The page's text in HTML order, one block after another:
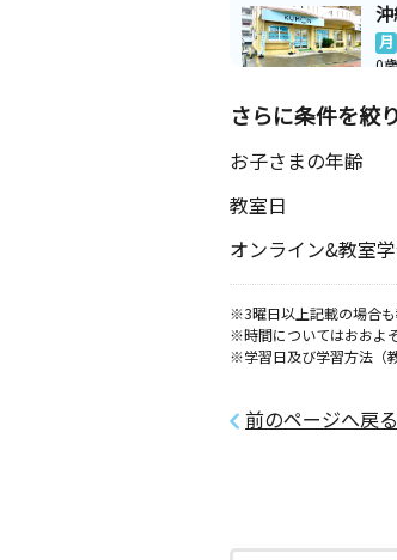
月
0
0
沖縄県中頭郡北中
月
2
沖縄県沖縄市泡瀬
さらに条件を絞
お子さまの年齢
教室日
オンライン&教室
※3曜日以上記載の場合も
※時間についてはおおよ
※学習日及び学習方法（
前のページへ戻る